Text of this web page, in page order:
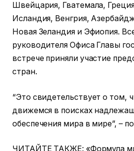
Швейцария, Гватемала,
Исландия, Венгрия,
Новая Зеландия и Эфиопия.
руководителя Офиса Главы
встрече приняли участие
стран.
“Это свидетельствует о том,
движемся в поисках
обеспечения мира в мире”, –
ЧИТАЙТЕ ТАКЖЕ: «Формула